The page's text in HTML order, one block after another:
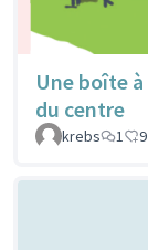
Une boîte
du centre
krebs
1 9